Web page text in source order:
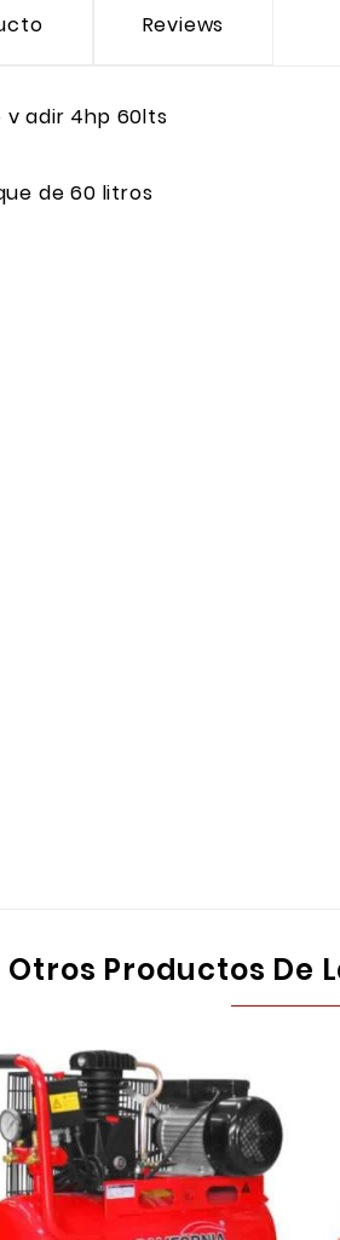
Reviews
v adir 4hp 60lts
de 60 litros
Otros Productos De